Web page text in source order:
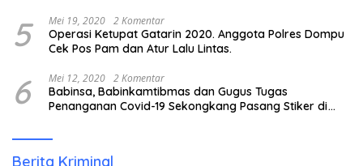
5 Mei 19, 2020 2 Komentar
Operasi Ketupat Gatarin 2020. Anggota Polres Dompu
Cek Pos Pam dan Atur Lalu Lintas.
6 Mei 12, 2020 2 Komentar
Babinsa, Babinkamtibmas dan Gugus Tugas
Penanganan Covid-19 Sekongkang Pasang Stiker di
Berita Kriminal